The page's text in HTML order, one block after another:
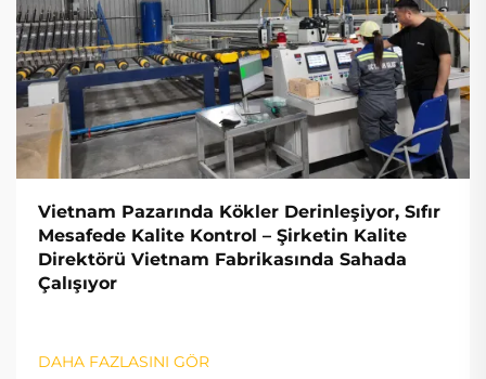
Vietnam Pazarında Kökler Derinleşiyor, Sıfır
Mesafede Kalite Kontrol – Şirketin Kalite
Direktörü Vietnam Fabrikasında Sahada
Çalışıyor
DAHA FAZLASINI GÖR